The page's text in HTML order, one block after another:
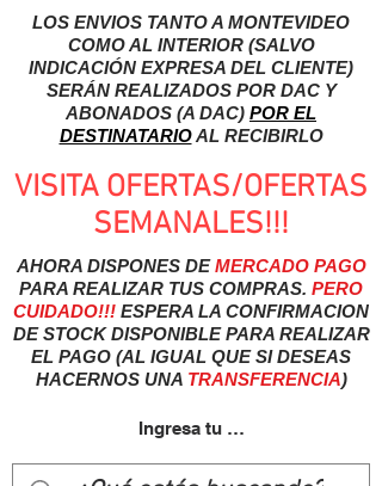
LOS ENVIOS TANTO A MONTEVIDEO
COMO AL INTERIOR (SALVO
INDICACIÓN EXPRESA DEL CLIENTE)
SERÁN REALIZADOS POR DAC Y
ABONADOS (A DAC) POR EL
DESTINATARIOAL RECIBIRLO
VISITA OFERTAS/OFERTAS
SEMANALES!!!
AHORA DISPONES DEMERCADO PAGO
PARA REALIZAR TUS COMPRAS. PERO
CUIDADO!!! ESPERA LA CONFIRMACION
DE STOCK DISPONIBLE PARA REALIZAR
EL PAGO (AL IGUAL QUE SI DESEAS
HACERNOS UNA TRANSFERENCIA)
Ingresa tu usuairo